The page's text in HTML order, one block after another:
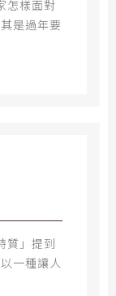
怎樣面對
是過年要
質」提到
一種讓人